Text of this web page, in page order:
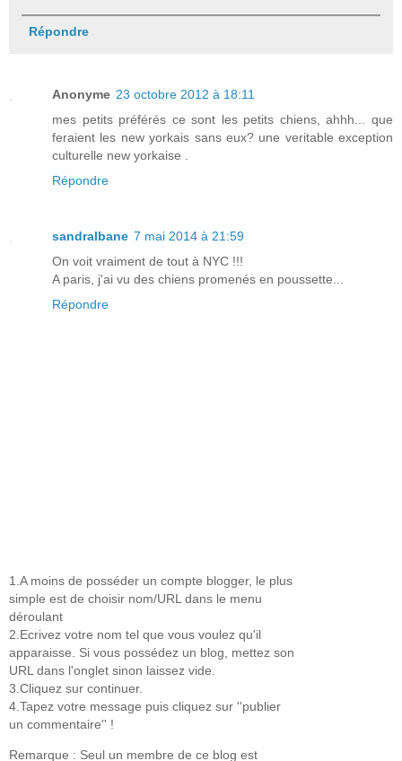
Répondre
Anonyme 23 octobre 2012 à 18:11
mes petits préférés ce sont les petits chiens, ahhh... que
feraient les new yorkais sans eux? une veritable exception
culturelle new yorkaise .
Répondre
sandralbane 7 mai 2014 à 21:59
On voit vraiment de tout à NYC !!!
A paris, j'ai vu des chiens promenés en poussette...
Répondre
1.A moins de posséder un compte blogger, le plus
simple est de choisir nom/URL dans le menu
déroulant
2.Ecrivez votre nom tel que vous voulez qu'il
apparaisse. Si vous possédez un blog, mettez son
URL dans l'onglet sinon laissez vide.
3.Cliquez sur continuer.
4.Tapez votre message puis cliquez sur ''publier
un commentaire'' !
Remarque : Seul un membre de ce blog est